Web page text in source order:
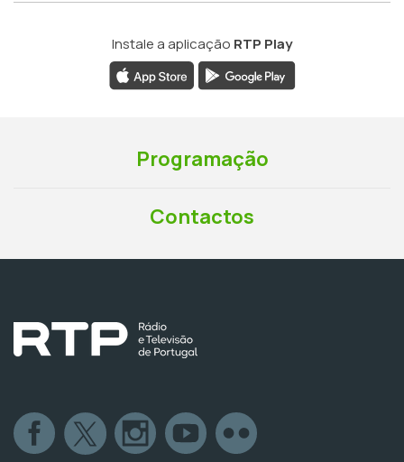
Instale a aplicação RTP Play
Programação
Contactos